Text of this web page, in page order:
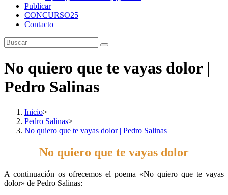
Publicar
CONCURSO25
Contacto
No quiero que te vayas dolor |
Pedro Salinas
Inicio>
Pedro Salinas>
No quiero que te vayas dolor | Pedro Salinas
No quiero que te vayas dolor
A continuación os ofrecemos el poema «No quiero que te vayas
dolor» de Pedro Salinas: